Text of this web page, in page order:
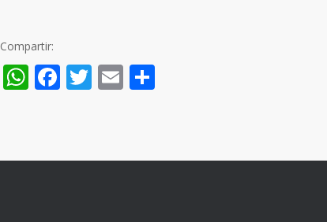
Compartir:
WhatsApp
Facebook
Twitter
Email